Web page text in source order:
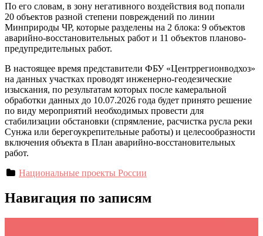
По его словам, в зону негативного воздействия вод попали
20 объектов разной степени повреждений по линии
Минприроды ЧР, которые разделены на 2 блока: 9 объектов
аварийно-восстановительных работ и 11 объектов планово-
предупредительных работ.
В настоящее время представители ФБУ «Центррегионводхоз»
на данных участках проводят инженерно-геодезические
изыскания, по результатам которых после камеральной
обработки данных до 10.07.2026 года будет принято решение
по виду мероприятий необходимых провести для
стабилизации обстановки (спрямление, расчистка русла реки
Сунжа или берегоукрепительные работы) и целесообразности
включения объекта в План аварийно-восстановительных
работ.
Национальные проекты России
Навигация по записям